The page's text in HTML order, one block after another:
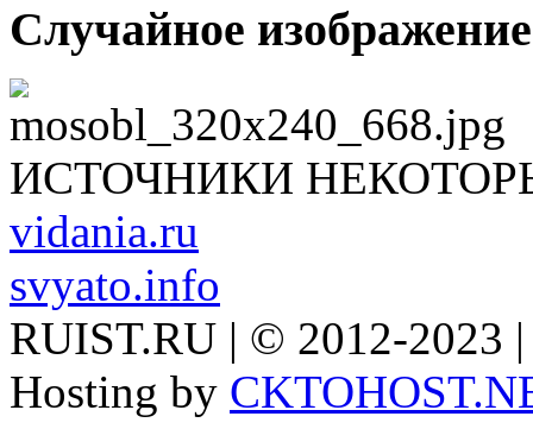
Случайное изображение
ИСТОЧНИКИ
vidania.ru
svyato.info
RUIST.RU | © 2012-2023
Hosting by